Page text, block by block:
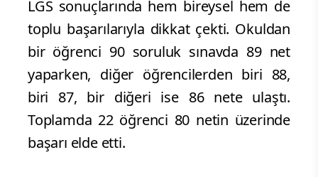
LGS sonuçlarında hem bireysel hem de
toplu başarılarıyla dikkat çekti. Okuldan
bir öğrenci 90 soruluk sınavda 89 net
yaparken, diğer öğrencilerden biri 88,
biri 87, bir diğeri ise 86 nete ulaştı.
Toplamda 22 öğrenci 80 netin üzerinde
başarı elde etti.